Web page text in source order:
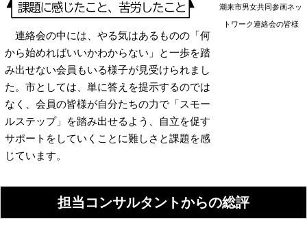
連絡会の中には、やる気はあるものの「何
から始めればいいかわからない」と一歩を踏
み出せない会員もいる様子が見受けられまし
た。市としては、単に答えを提示するのでは
なく、会員の皆様が自分たちの力で「スモー
ルステップ」を踏み出せるよう、自立を促す
サポートをしていくことに難しさと課題を感
じています。
潮来市男女共同参画ネッ
トワーク連絡会の皆様
担当コンサルタントからの総評